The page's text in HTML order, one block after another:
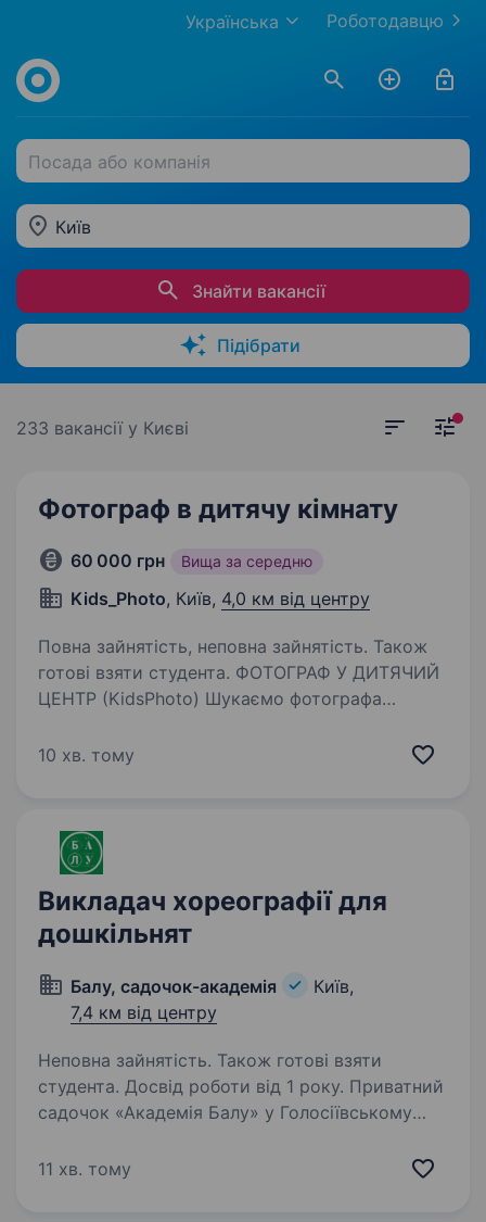
Роботодавцю
Українська
Посада або компанія
Київ
Знайти вакансії
Підібрати
233 вакансії у Києві
Фотограф в дитячу кімнату
60 000 грн Вища за середню
Kids_Photo, Київ, 4,0 км від центру
Повна зайнятість, неповна зайнятість. Також
готові взяти студента. ФОТОГРАФ У ДИТЯЧИЙ
ЦЕНТР (KidsPhoto) Шукаємо фотографа
в дитячих розважальних центрах — весела
10 хв. тому
Викладач хореографії для
дошкільнят
Балу, садочок-академія
Київ,
7,4 км від центру
Неповна зайнятість. Також готові взяти
студента. Досвід роботи від 1 року. Приватний
садочок «Академія Балу» у Голосіївському
викладача хореографії для роботи з дітьми
11 хв. тому